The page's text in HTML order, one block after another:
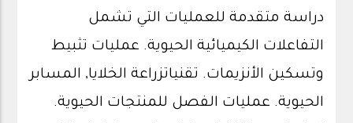
دراسة متقدمة للعمليات التي تشمل
التفاعلات الكيميائية الحيوية. عمليات تثبيط
وتسكين الأنزيمات. تقنياتزراعة الخلايا, المسابر
الحيوية. عمليات الفصل للمنتجات الحيوية.